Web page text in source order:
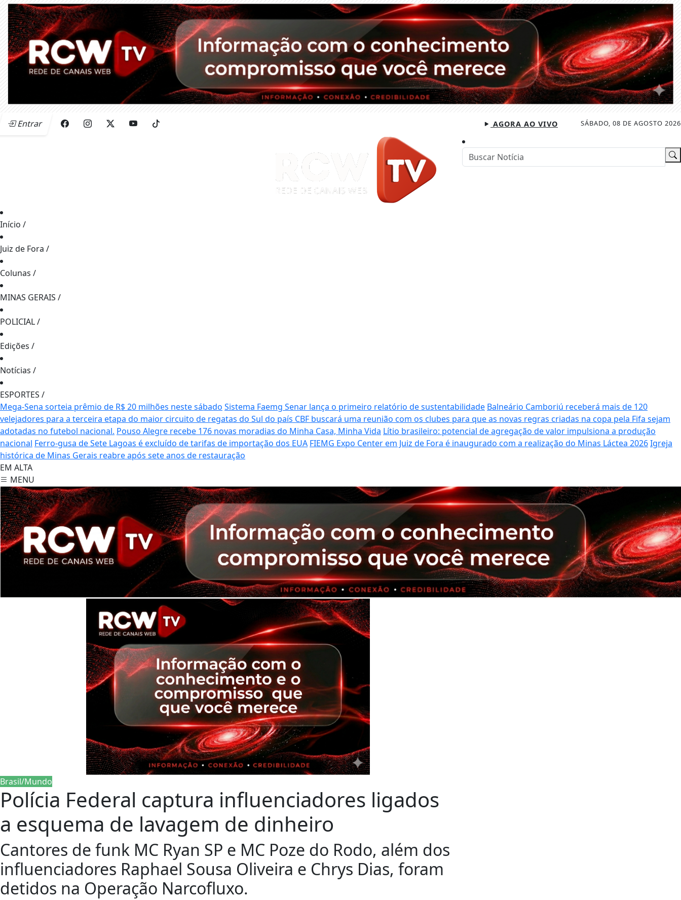
Entrar SÁBADO, 08 DE AGOSTO 2026
AGORA AO VIVO
Início /
Juiz de Fora /
Colunas /
MINAS GERAIS /
POLICIAL/
Edições /
Notícias /
ESPORTES /
Mega-Sena sorteia prêmio de R$ 20 milhões neste sábado Sistema Faemg Senar lança o primeiro relatório de sustentabilidade Balneário Camboriú receberá mais de 120
velejadores para a terceira etapa do maior circuito de regatas do Sul do país CBF buscará uma reunião com os clubes para que as novas regras criadas na copa pela Fifa sejam
adotadas no futebol nacional. Pouso Alegre recebe 176 novas moradias do Minha Casa, Minha Vida Lítio brasileiro: potencial de agregação de valor impulsiona a produção
nacional Ferro-gusa de Sete Lagoas é excluído de tarifas de importação dos EUA FIEMG Expo Center em Juiz de Fora é inaugurado com a realização do Minas Láctea 2026Igreja
histórica de Minas Gerais reabre após sete anos de restauração
EM ALTA
MENU
Brasil/Mundo
Polícia Federal captura influenciadores ligados
a esquema de lavagem de dinheiro
Cantores de funk MC Ryan SP e MC Poze do Rodo, além dos
influenciadores Raphael Sousa Oliveira e Chrys Dias, foram
detidos na Operação Narcofluxo.